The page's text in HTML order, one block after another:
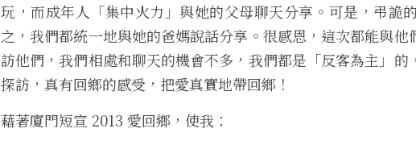
玩，而成年人「集中火力」與她的父母聊天分享。可是，弔詭的
之，我們都統一地與她的爸媽說話分享。很感恩， 這次都能與他
訪他們，我們相處和聊天的機會不多，我們都是「反客為主」的
探訪，真有回鄉的感受，把愛真實地帶回鄉 ！
藉著廈門短宣 2013 愛回鄉，使我：